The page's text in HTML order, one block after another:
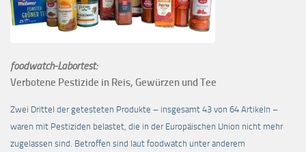
foodwatch-Labortest:
Verbotene Pestizide in Reis, Gewürzen und Tee
Zwei Drittel der getesteten Produkte – insgesamt 43 von 64 Artikeln –
waren mit Pestiziden belastet, die in der Europäischen Union nicht mehr
zugelassen sind. Betroffen sind laut foodwatch unter anderem